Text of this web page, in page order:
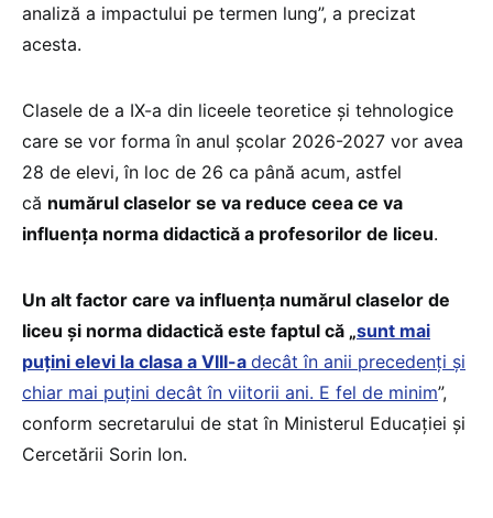
analiză a impactului pe termen lung”, a precizat
acesta.
Clasele de a IX-a din liceele teoretice și tehnologice
care se vor forma în anul școlar 2026-2027 vor avea
28 de elevi, în loc de 26 ca până acum, astfel
că numărul claselor se va reduce ceea ce va
influența norma didactică a profesorilor de liceu.
Un alt factor care va influența numărul claselor de
liceu și norma didactică este faptul că „sunt mai
puțini elevi la clasa a VIII-a decât în anii precedenți și
chiar mai puțini decât în viitorii ani. E fel de minim”,
conform secretarului de stat în Ministerul Educației și
Cercetării Sorin Ion.